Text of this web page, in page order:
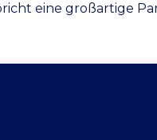
eine großartige